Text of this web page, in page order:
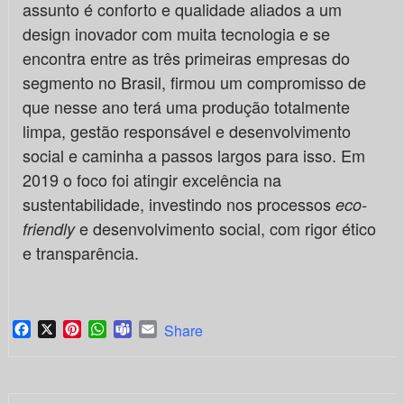
assunto é conforto e qualidade aliados a um
design inovador com muita tecnologia e se
encontra entre as três primeiras empresas do
segmento no Brasil, firmou um compromisso de
que nesse ano terá uma produção totalmente
limpa, gestão responsável e desenvolvimento
social e caminha a passos largos para isso. Em
2019 o foco foi atingir excelência na
sustentabilidade, investindo nos processos eco-
friendlye desenvolvimento social, com rigor ético
e transparência.
Facebook
X PinterestWhatsApp
TeamsEmail
Share